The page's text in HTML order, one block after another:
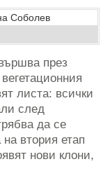
през
листа: всички
след
да се
втория етап
нови клони,